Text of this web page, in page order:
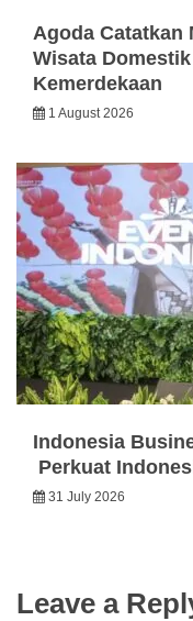
Agoda Catatkan
Wisata
Kemerdekaan
1 August 2026
Indonesia
Perkuat
31 July 2026
Leave a